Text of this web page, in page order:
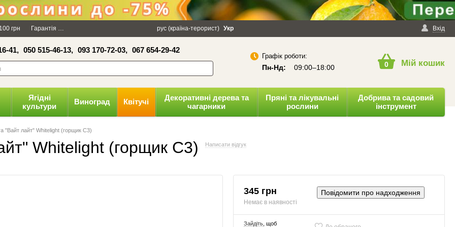
×
грн Гарантія Політика конфіденційності Вхід
рус (країна-терорист) Укр
41, 050 515-46-13, 093 170-72-03, 067 654-29-42
Графік роботи:
Пн-Нд: 09:00–18:00 0 Мій кошик
Ягідні
культури
Виноград Квітучі
Декоративні дерева та
чагарники
Пряні та лікувальні
рослини
Добрива та садовий
інструмент
"Вайт лайт" Whitelight (горщик С3)
Whitelight (горщик С3) Написати відгук
345 грн
Немає в наявності
Повідомити про надходження
Зайдіть, щоб